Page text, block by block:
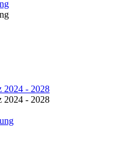
2024 - 2028
2024 - 2028